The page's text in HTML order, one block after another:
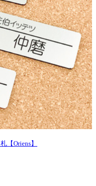
【Oriens】